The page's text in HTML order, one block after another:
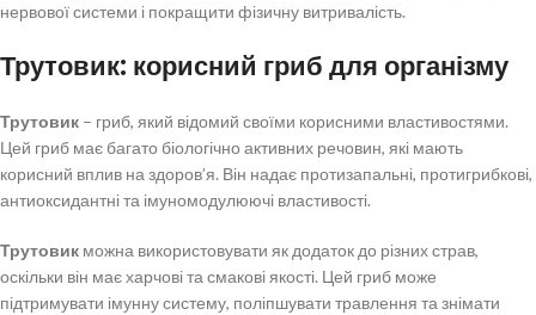
нервової системи і покращити фізичну витривалість.
Трутовик: корисний гриб для організму
Трутовик – гриб, який відомий своїми корисними властивостями.
Цей гриб має багато біологічно активних речовин, які мають
корисний вплив на здоров’я. Він надає протизапальні, протигрибкові,
антиоксидантні та імуномодулюючі властивості.
Трутовик можна використовувати як додаток до різних страв,
оскільки він має харчові та смакові якості. Цей гриб може
підтримувати імунну систему, поліпшувати травлення та знімати